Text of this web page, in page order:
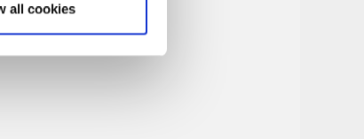
all cookies